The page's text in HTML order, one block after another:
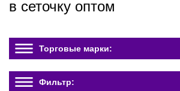
в сеточку оптом
Торговые марки:
Фильтр: